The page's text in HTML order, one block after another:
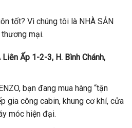
tốt? Vì chúng tôi là NHÀ SẢN
mại.
Ấp 1-2-3, H. Bình Chánh,
bạn đang mua hàng “tận
gia công cabin, khung cơ khí, cửa
móc hiện đại.